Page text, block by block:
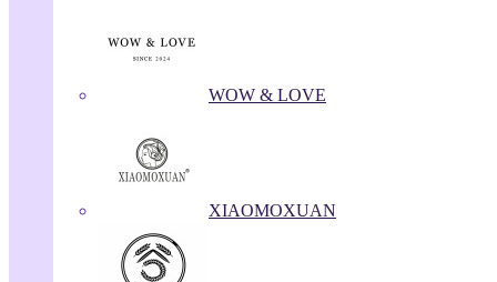
WOW & LOVE
XIAOMOXUAN